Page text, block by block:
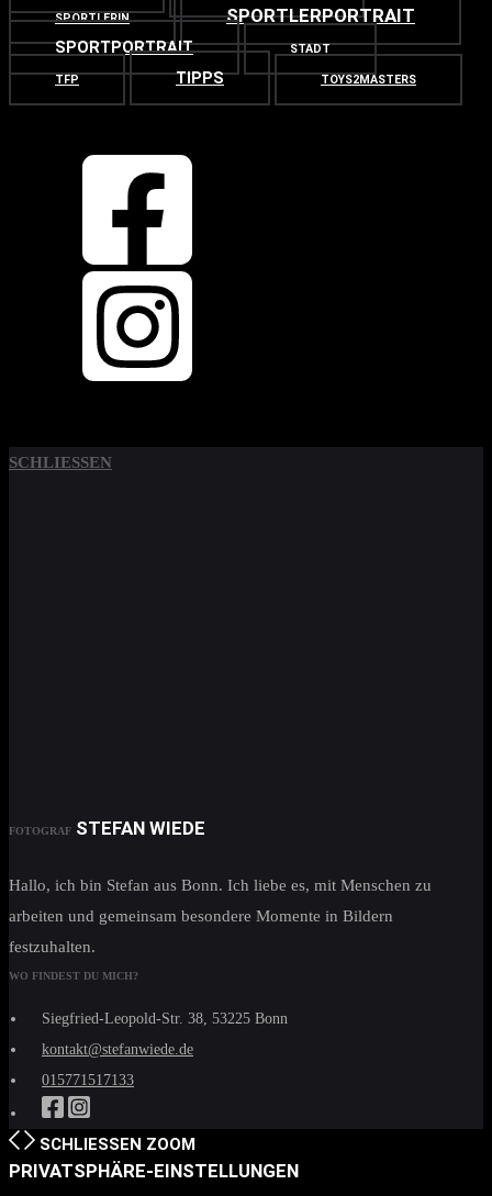
SPORTLERIN SPORTLERPORTRAIT
SPORTPORTRAIT STADT
TFP TIPPS TOYS2MASTERS
OBEN
SCHLIESSEN
FOTOGRAF STEFAN WIEDE
Hallo, ich bin Stefan aus Bonn. Ich liebe es, mit Menschen zu
arbeiten und gemeinsam besondere Momente in Bildern
festzuhalten.
WO FINDEST DU MICH?
Siegfried-Leopold-Str. 38, 53225 Bonn
kontakt@stefanwiede.de
015771517133
SCHLIESSEN ZOOM
PRIVATSPHÄRE-EINSTELLUNGEN